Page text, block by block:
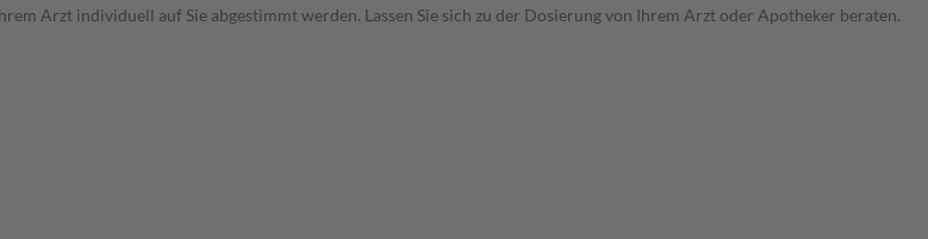
Arzt individuell auf Sie abgestimmt werden. Lassen Sie sich zu der Dosierung von Ihrem Arzt oder Apotheker beraten.